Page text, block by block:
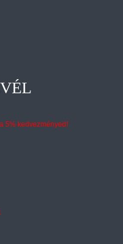
5% kedvezményed!